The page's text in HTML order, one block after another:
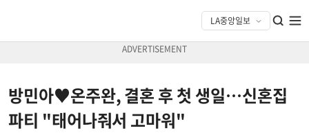
방민아♥온주완, 결혼 후 첫 생일…신혼집
파티 "태어나줘서 고마워"